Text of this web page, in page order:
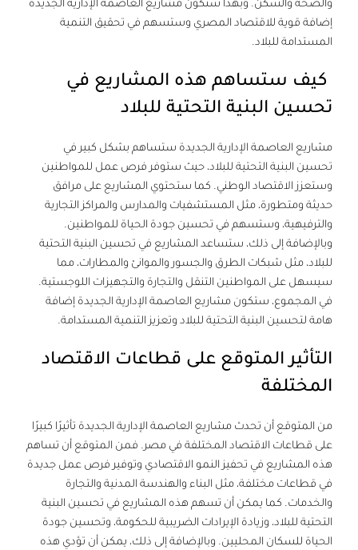
والصحة والسكن. وبهذا ستكون مشاريع العاصمة الإدارية الجديدة
إضافة قوية للاقتصاد المصري وستسهم في تحقيق التنمية
المستدامة للبلاد.
كيف ستساهم هذه المشاريع في
تحسين البنية التحتية للبلاد
مشاريعالعاصمة الإدارية الجديدةستساهم بشكل كبير في
تحسين البنية التحتية للبلاد، حيث ستوفر فرص عمل للمواطنين
وستعزز الاقتصاد الوطني. كما ستحتوي المشاريع على مرافق
حديثة ومتطورة، مثل المستشفيات والمدارس والمراكز التجارية
والترفيهية، وستسهم في تحسين جودة الحياة للمواطنين.
وبالإضافة إلى ذلك، ستساعد المشاريع في تحسين البنية التحتية
للبلاد، مثل شبكات الطرق والجسور والموانئ والمطارات، مما
سيسهل على المواطنين التنقل والتجارة والتجهيزات اللوجستية.
في المجموع، ستكون مشاريع العاصمة الإدارية الجديدة إضافة
هامة لتحسين البنية التحتية للبلاد وتعزيز التنمية المستدامة.
التأثير المتوقع على قطاعات الاقتصاد
المختلفة
من المتوقع أن تحدث مشاريع العاصمة الإدارية الجديدة تأثيرًا كبيرًا
على قطاعات الاقتصاد المختلفة في مصر. فمن المتوقع أن تساهم
هذه المشاريع في تحفيز النمو الاقتصادي وتوفير فرص عمل جديدة
في قطاعات مختلفة، مثل البناء والهندسة المدنية والتجارة
والخدمات. كما يمكن أن تسهم هذه المشاريع في تحسين البنية
التحتية للبلاد، وزيادة الإيرادات الضريبية للحكومة، وتحسين جودة
الحياة للسكان المحليين. وبالإضافة إلى ذلك، يمكن أن تؤدي هذه